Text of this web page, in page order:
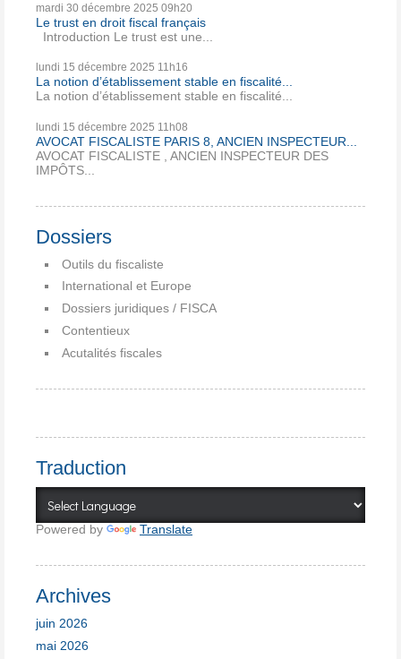
mardi 30 décembre 2025 09h20
Le trust en droit fiscal français
Introduction Le trust est une...
lundi 15 décembre 2025 11h16
La notion d’établissement stable en fiscalité...
La notion d’établissement stable en fiscalité...
lundi 15 décembre 2025 11h08
AVOCAT FISCALISTE PARIS 8, ANCIEN INSPECTEUR...
AVOCAT FISCALISTE , ANCIEN INSPECTEUR DES
IMPÔTS...
Dossiers
Outils du fiscaliste
International et Europe
Dossiers juridiques / FISCA
Contentieux
Acutalités fiscales
Traduction
Powered by Translate
Archives
juin 2026
mai 2026